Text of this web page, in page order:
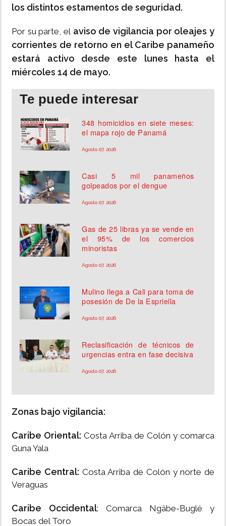
los distintos estamentos de seguridad.
Por su parte, el aviso de vigilancia por oleajes y
corrientes de retorno en el Caribe panameño
estará activo desde este lunes hasta el
miércoles 14 de mayo.
Te puede interesar
348 homicidios en siete meses:
el mapa rojo de Panamá
Agosto 07, 2026
Casi 5 mil panameños
golpeados por el dengue
Agosto 07, 2026
Gas de 25 libras ya se vende en
el 95% de los comercios
minoristas
Agosto 07, 2026
Mulino llega a Cali para toma de
posesión de De la Espriella
Agosto 07, 2026
Reclasificación de técnicos de
urgencias entra en fase decisiva
Agosto 07, 2026
Zonas bajo vigilancia:
Caribe Oriental: Costa Arriba de Colón y comarca
Guna Yala
Caribe Central: Costa Arriba de Colón y norte de
Veraguas
Caribe Occidental: Comarca Ngäbe-Buglé y
Bocas del Toro